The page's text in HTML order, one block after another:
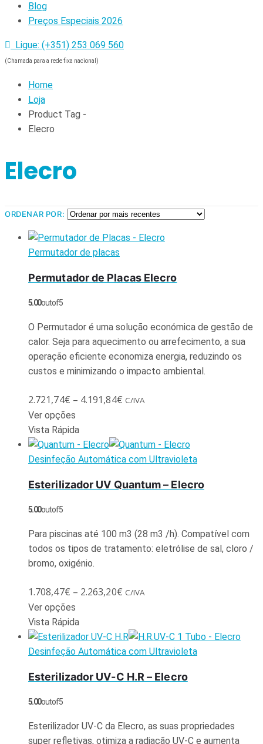
Blog
Preços Especiais 2026
Ligue: (+351) 253 069 560
(Chamada para a rede fixa nacional)
Home
Loja
Product Tag -
Elecro
Elecro
ORDENAR POR:
Permutador de placas
Permutador de Placas Elecro
5.00out of 5
O Permutador é uma solução económica de gestão de
calor. Seja para aquecimento ou arrefecimento, a sua
operação eficiente economiza energia, reduzindo os
custos e minimizando o impacto ambiental.
2.721,74€ – 4.191,84€ C/IVA
Ver opções
Vista Rápida
Desinfeção Automática com Ultravioleta
Esterilizador UV Quantum – Elecro
5.00out of 5
Para piscinas até 100 m3 (28 m3 /h). Compatível com
todos os tipos de tratamento: eletrólise de sal, cloro /
bromo, oxigénio.
1.708,47€ – 2.263,20€ C/IVA
Ver opções
Vista Rápida
Desinfeção Automática com Ultravioleta
Esterilizador UV-C H.R – Elecro
5.00out of 5
Esterilizador UV-C da Elecro, as suas propriedades
super refletivas, otimiza a radiação UV-C e aumenta